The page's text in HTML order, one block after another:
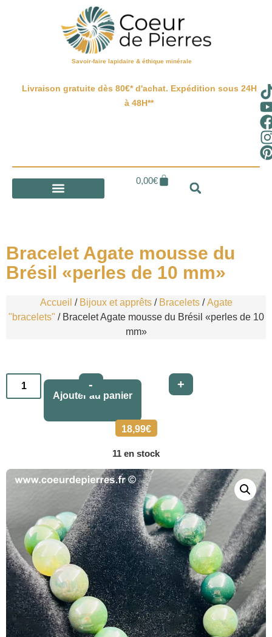
Savoir-faire lapidaire & éthique minérale
Livraison gratuite dès 80€* d'achat. Expédition sous 24H
à 48H**
0,00€
Bracelet Agate mousse du
Brésil «perles de 10 mm»
Accueil / Bijoux et apprêts/ Bracelets/Agate
"bracelets" / Bracelet Agate mousse du Brésil «perles de 10
mm»
18,99€
11 en stock
- +
Ajouter au panier
Alternative: